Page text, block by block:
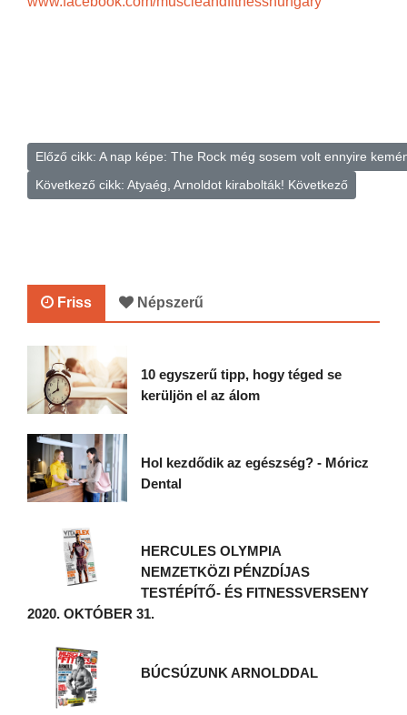
Előző cikk: A nap képe: The Rock még sosem volt ennyire
Következő cikk: Atyaég, Arnoldot kirabolták! Következő
Friss Népszerű
10 egyszerű tipp, hogy téged se
kerüljön el az álom
Hol kezdődik az egészség? - Móricz
Dental
HERCULES OLYMPIA
NEMZETKÖZI PÉNZDÍJAS
TESTÉPÍTŐ- ÉS FITNESSVERSENY
2020. OKTÓBER 31.
BÚCSÚZUNK ARNOLDDAL